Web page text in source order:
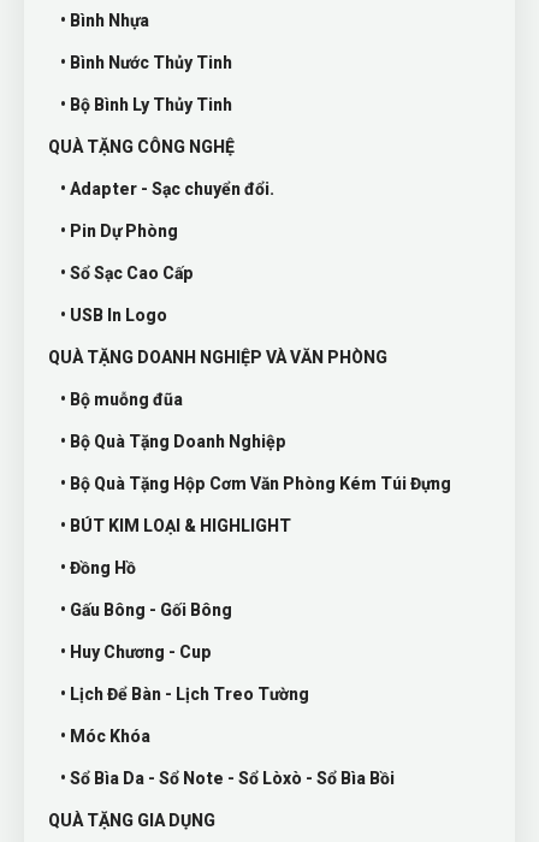
• Bình Nhựa
• Bình Nước Thủy Tinh
• Bộ Bình Ly Thủy Tinh
QUÀ TẶNG CÔNG NGHỆ
• Adapter - Sạc chuyển đổi.
• Pin Dự Phòng
• Sổ Sạc Cao Cấp
• USB In Logo
QUÀ TẶNG DOANH NGHIỆP VÀ VĂN PHÒNG
• Bộ muỗng đũa
• Bộ Quà Tặng Doanh Nghiệp
• Bộ Quà Tặng Hộp Cơm Văn Phòng Kém Túi Đựng
• BÚT KIM LOẠI & HIGHLIGHT
• Đồng Hồ
• Gấu Bông - Gối Bông
• Huy Chương - Cup
• Lịch Để Bàn - Lịch Treo Tường
• Móc Khóa
• Sổ Bìa Da - Sổ Note - Sổ Lòxò - Sổ Bìa Bồi
QUÀ TẶNG GIA DỤNG